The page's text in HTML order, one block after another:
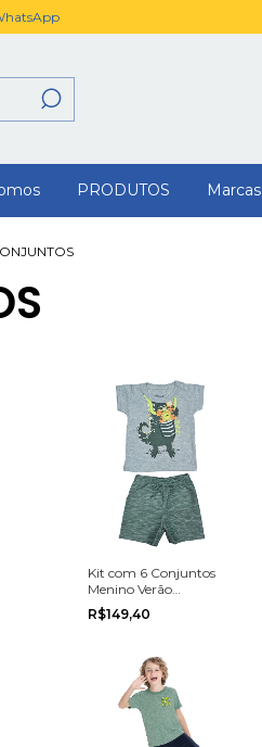
PRODUTOS Marcas
Kit com 6 Conjuntos
Menino Verão
Multimarca do
tamanho P ao 3
R$149,40